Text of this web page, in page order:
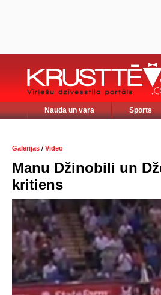
Nauda un vara Sports
Galerijas /Video
Manu Džinobili un
kritiens